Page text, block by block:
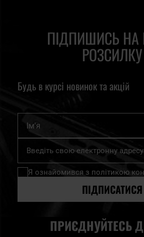
ПІДПИШИСЬ
РОЗСИЛКУ
Будь в курсі новинок та акцій
Підпишіться
нашу
розсилку
Я ознайомився з політикою
ПІДПИСАТИСЯ
ПРИЄДНУЙТЕСЬ